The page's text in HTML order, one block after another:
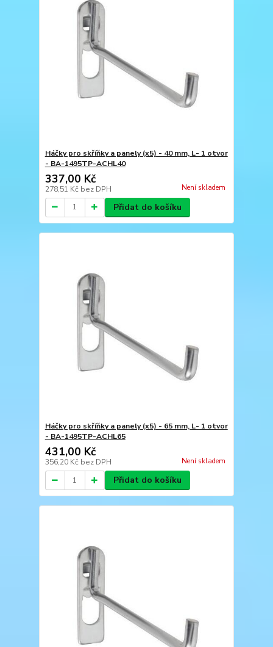
Háčky pro skříňky a panely (x5) - 40 mm, L- 1 otvor
- BA-1495TP-ACHL40
337,00 Kč
278,51 Kč bez DPH Není skladem
Přidat do košíku
Háčky pro skříňky a panely (x5) - 65 mm, L- 1 otvor
- BA-1495TP-ACHL65
431,00 Kč
356,20 Kč bez DPH Není skladem
Přidat do košíku